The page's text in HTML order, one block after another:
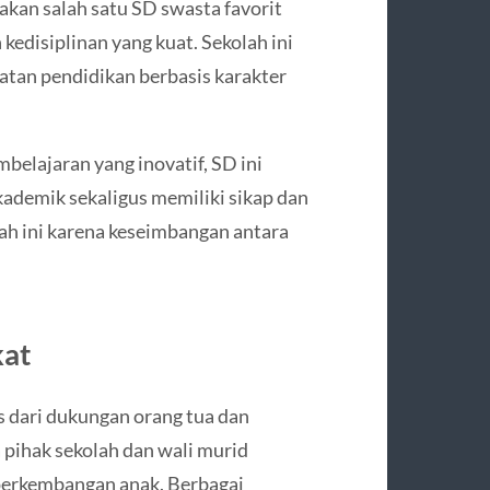
salah satu SD swasta favorit
yang kuat. Sekolah ini
pendidikan berbasis karakter
yang inovatif, SD ini
sekaligus memiliki sikap dan
ini karena keseimbangan antara
dukungan orang tua dan
sekolah dan wali murid
anak. Berbagai